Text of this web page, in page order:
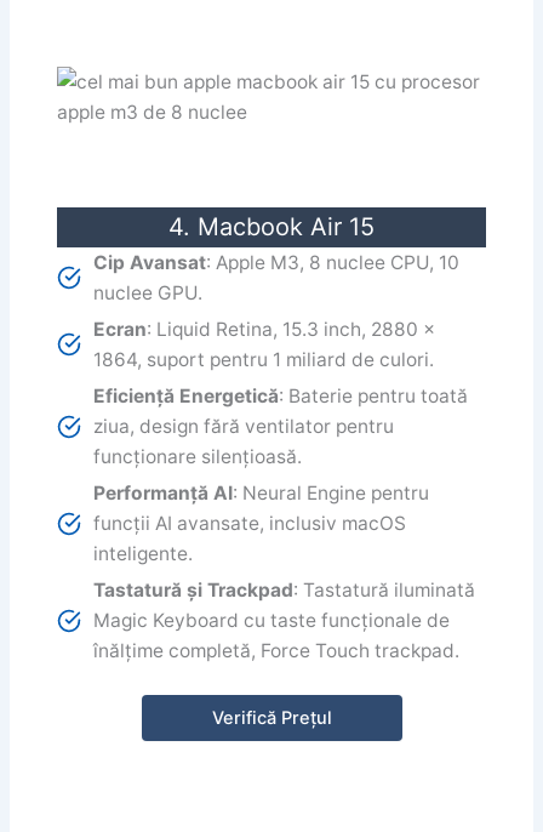
4. Macbook Air 15
Cip Avansat: Apple M3, 8 nuclee CPU, 10
nuclee GPU.
Ecran: Liquid Retina, 15.3 inch, 2880 x
1864, suport pentru 1 miliard de culori.
Eficiență Energetică: Baterie pentru toată
ziua, design fără ventilator pentru
funcționare silențioasă.
Performanță AI: Neural Engine pentru
funcții AI avansate, inclusiv macOS
inteligente.
Tastatură și Trackpad: Tastatură iluminată
Magic Keyboard cu taste funcționale de
înălțime completă, Force Touch trackpad.
Verifică Prețul